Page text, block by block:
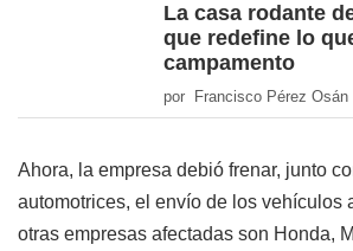
La casa rodante
que redefine lo
campamento
por Francisco Pérez Osán
Ahora, la empresa debió frenar, junto
automotrices, el envío de los vehículos
otras empresas afectadas son Honda,